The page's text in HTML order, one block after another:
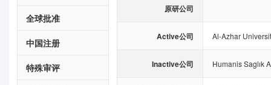
全球批准
中国注册
特殊审评
原研公司
Active公司 Al-Azhar
Inactive公司 Humanis Saglık